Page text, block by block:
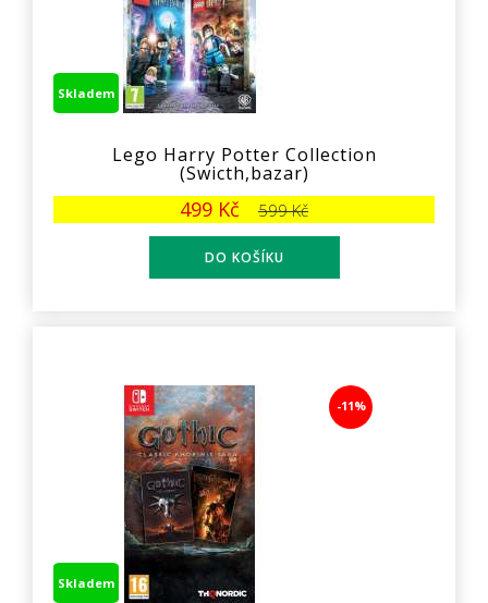
Skladem
Lego Harry Potter Collection
(Swicth,bazar)
499 Kč 599 Kč
-11%
Skladem